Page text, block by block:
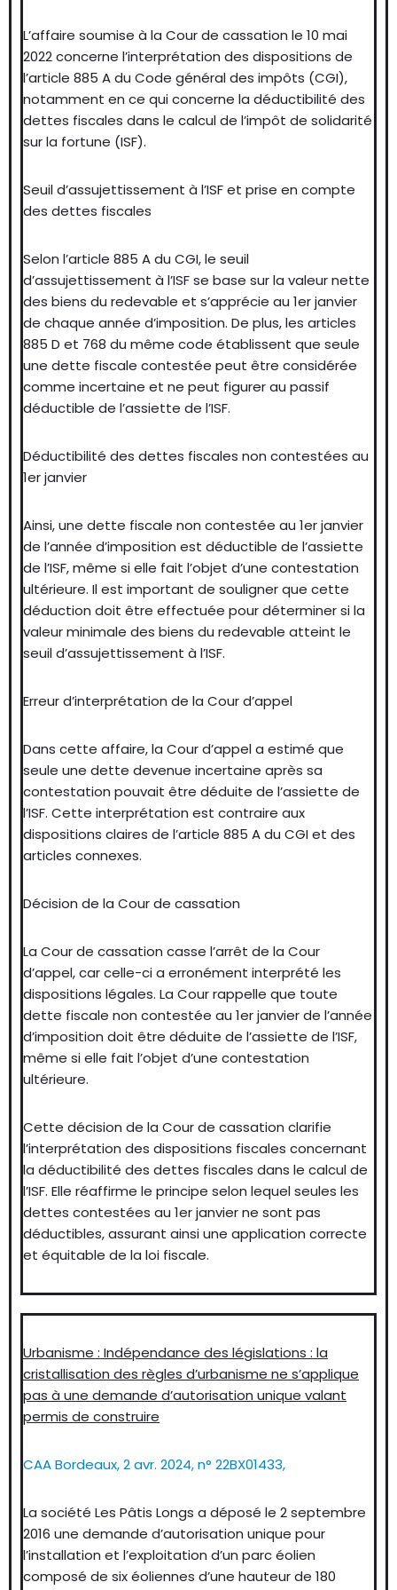
L’affaire soumise à la Cour de cassation le 10 mai
2022 concerne l’interprétation des dispositions de
l’article 885 A du Code général des impôts (CGI),
notamment en ce qui concerne la déductibilité des
dettes fiscales dans le calcul de l’impôt de solidarité
sur la fortune (ISF).
Seuil d’assujettissement à l’ISF et prise en compte
des dettes fiscales
Selon l’article 885 A du CGI, le seuil
d’assujettissement à l’ISF se base sur la valeur nette
des biens du redevable et s’apprécie au 1er janvier
de chaque année d’imposition. De plus, les articles
885 D et 768 du même code établissent que seule
une dette fiscale contestée peut être considérée
comme incertaine et ne peut figurer au passif
déductible de l’assiette de l’ISF.
Déductibilité des dettes fiscales non contestées au
1er janvier
Ainsi, une dette fiscale non contestée au 1er janvier
de l’année d’imposition est déductible de l’assiette
de l’ISF, même si elle fait l’objet d’une contestation
ultérieure. Il est important de souligner que cette
déduction doit être effectuée pour déterminer si la
valeur minimale des biens du redevable atteint le
seuil d’assujettissement à l’ISF.
Erreur d’interprétation de la Cour d’appel
Dans cette affaire, la Cour d’appel a estimé que
seule une dette devenue incertaine après sa
contestation pouvait être déduite de l’assiette de
l’ISF. Cette interprétation est contraire aux
dispositions claires de l’article 885 A du CGI et des
articles connexes.
Décision de la Cour de cassation
La Cour de cassation casse l’arrêt de la Cour
d’appel, car celle-ci a erronément interprété les
dispositions légales. La Cour rappelle que toute
dette fiscale non contestée au 1er janvier de l’année
d’imposition doit être déduite de l’assiette de l’ISF,
même si elle fait l’objet d’une contestation
ultérieure.
Cette décision de la Cour de cassation clarifie
l’interprétation des dispositions fiscales concernant
la déductibilité des dettes fiscales dans le calcul de
l’ISF. Elle réaffirme le principe selon lequel seules les
dettes contestées au 1er janvier ne sont pas
déductibles, assurant ainsi une application correcte
et équitable de la loi fiscale.
Urbanisme : Indépendance des législations : la
cristallisation des règles d’urbanisme ne s’applique
pas à une demande d’autorisation unique valant
permis de construire
CAA Bordeaux, 2 avr. 2024, n° 22BX01433,
La société Les Pâtis Longs a déposé le 2 septembre
2016 une demande d’autorisation unique pour
l’installation et l’exploitation d’un parc éolien
composé de six éoliennes d’une hauteur de 180